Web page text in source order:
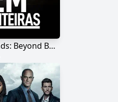
Criminal Minds: Beyond Borders